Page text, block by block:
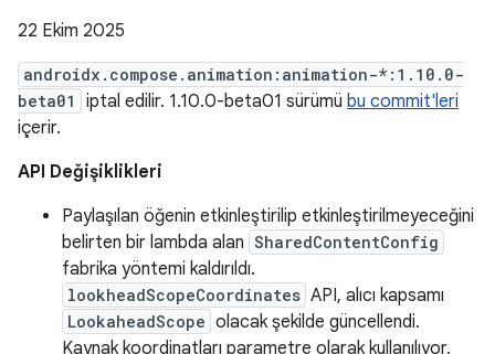
22 Ekim 2025
androidx.compose.animation:animation-*:1.10.0-
beta01
iptal edilir. 1.10.0-beta01 sürümü bu commit'leri
içerir.
API Değişiklikleri
Paylaşılan öğenin etkinleştirilip etkinleştirilmeyeceğini
belirten bir lambda alan SharedContentConfig
fabrika yöntemi kaldırıldı.
lookheadScopeCoordinates API, alıcı kapsamı
LookaheadScope olacak şekilde güncellendi.
Kaynak koordinatları parametre olarak kullanılıyor.